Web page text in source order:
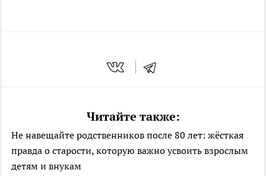
Читайте также:
Не навещайте родственников после 80 лет: жёсткая
правда о старости, которую важно усвоить взрослым
детям и внукам